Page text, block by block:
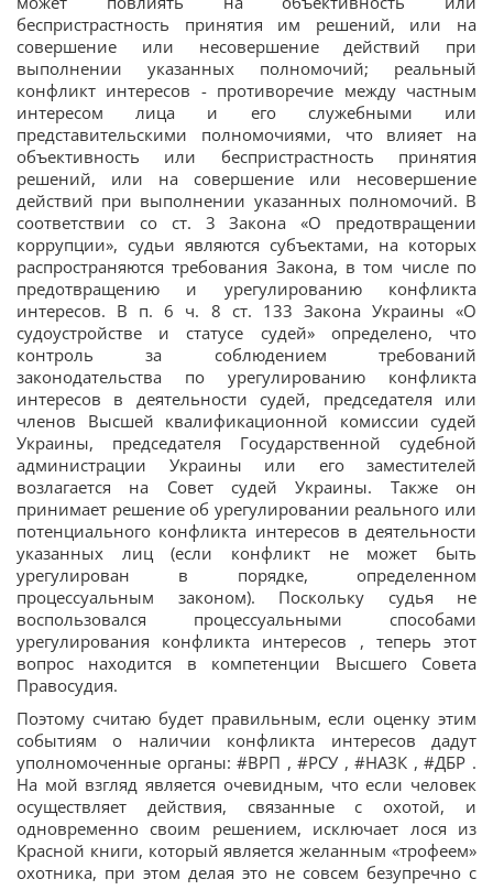
беспристрастность принятия им решений, или на
совершение или несовершение действий при
выполнении указанных полномочий; реальный
конфликт интересов - противоречие между частным
интересом лица и его служебными или
представительскими полномочиями, что влияет на
объективность или беспристрастность принятия
решений, или на совершение или несовершение
действий при выполнении указанных полномочий. В
соответствии со ст. 3 Закона «О предотвращении
коррупции», судьи являются субъектами, на которых
распространяются требования Закона, в том числе по
предотвращению и урегулированию конфликта
интересов. В п. 6 ч. 8 ст. 133 Закона Украины «О
судоустройстве и статусе судей» определено, что
контроль за соблюдением требований
законодательства по урегулированию конфликта
интересов в деятельности судей, председателя или
членов Высшей квалификационной комиссии судей
Украины, председателя Государственной судебной
администрации Украины или его заместителей
возлагается на Совет судей Украины. Также он
принимает решение об урегулировании реального или
потенциального конфликта интересов в деятельности
указанных лиц (если конфликт не может быть
урегулирован в порядке, определенном
процессуальным законом). Поскольку судья не
воспользовался процессуальными способами
урегулирования конфликта интересов , теперь этот
вопрос находится в компетенции Высшего Совета
Правосудия.
Поэтому считаю будет правильным, если оценку этим
событиям о наличии конфликта интересов дадут
уполномоченные органы: #ВРП , #РСУ , #НАЗК , #ДБР .
На мой взгляд является очевидным, что если человек
осуществляет действия, связанные с охотой, и
одновременно своим решением, исключает лося из
Красной книги, который является желанным «трофеем»
охотника, при этом делая это не совсем безупречно с